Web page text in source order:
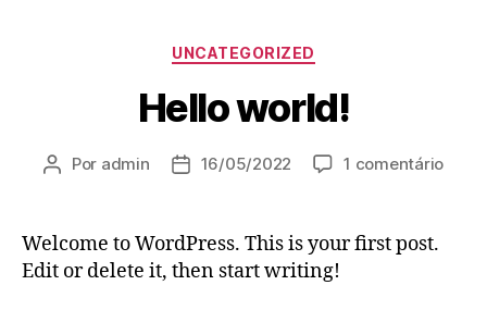
UNCATEGORIZED
Hello world!
Por admin 16/05/2022 1 comentário
Welcome to WordPress. This is your first post.
Edit or delete it, then start writing!